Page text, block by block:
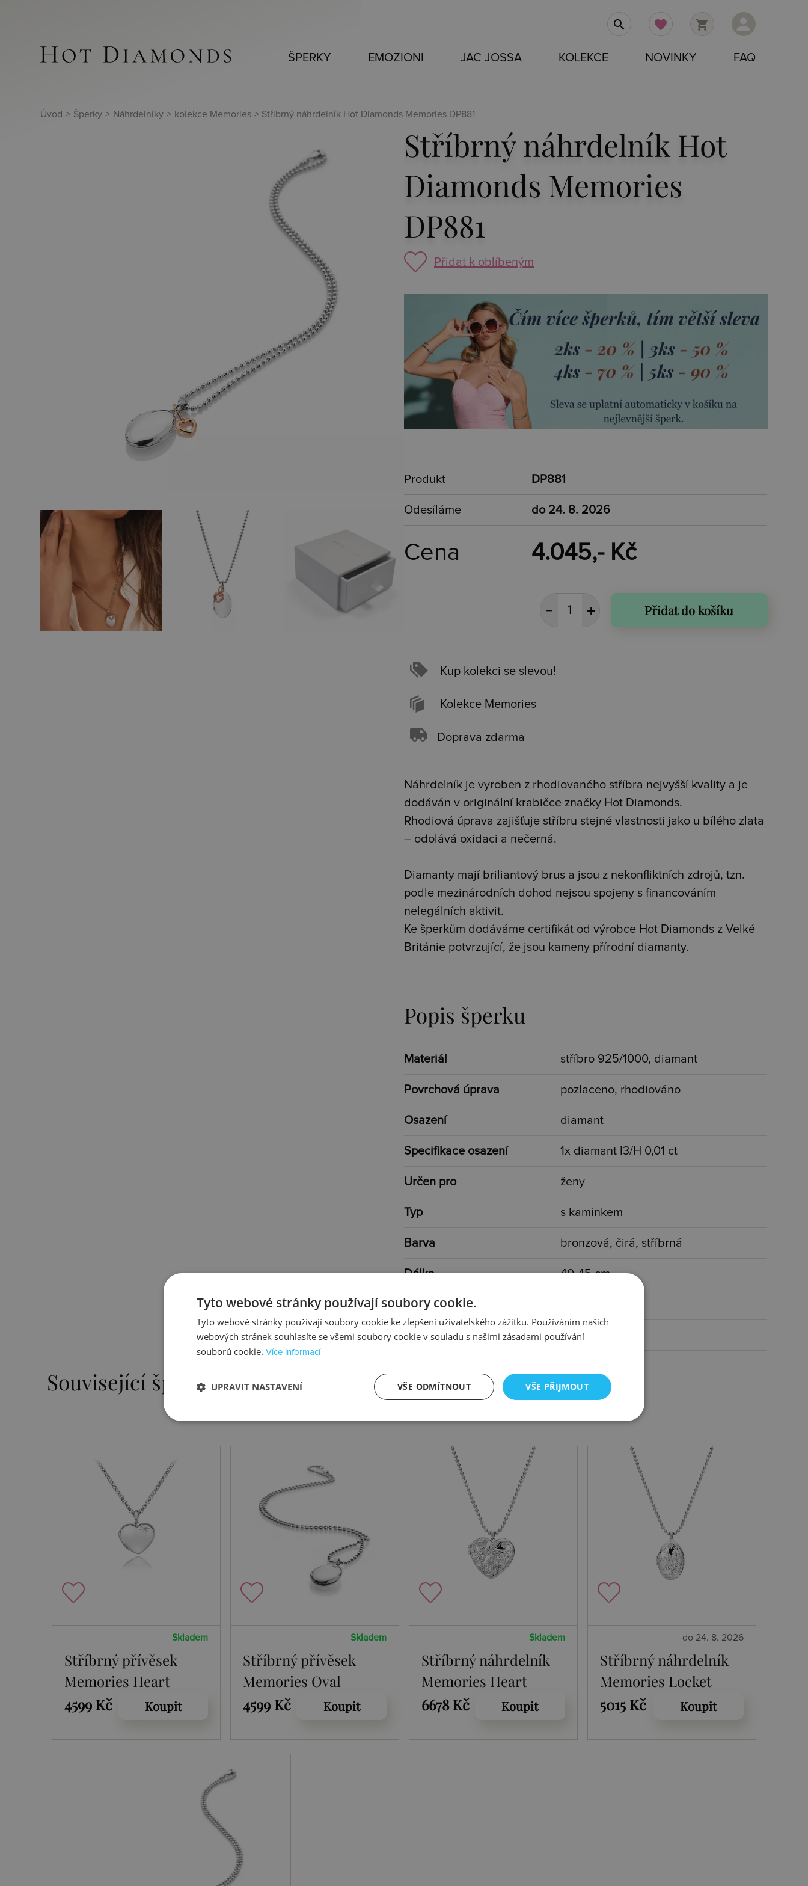
person
shopping_cart
favorite
search
ŠPERKY EMOZIONI JAC JOSSA KOLEKCE NOVINKY FAQ
Úvod > Šperky > Náhrdelníky > kolekce Memories > Stříbrný náhrdelník Hot Diamonds Memories DP881
Stříbrný náhrdelník Hot
Diamonds Memories
DP881
Přidat k oblíbeným
Produkt DP881
Odesíláme do 24. 8. 2026
Cena 4.045,- Kč
Přidat do košíku
Kup kolekci se slevou!
Kolekce Memories
Doprava zdarma
Náhrdelník je vyroben z rhodiovaného stříbra nejvyšší kvality a je
dodáván v originální krabičce značky Hot Diamonds.
Rhodiová úprava zajišťuje stříbru stejné vlastnosti jako u bílého zlata
– odolává oxidaci a nečerná.
Diamanty mají briliantový brus a jsou z nekonfliktních zdrojů, tzn.
podle mezinárodních dohod nejsou spojeny s financováním
nelegálních aktivit.
Ke šperkům dodáváme certifikát od výrobce Hot Diamonds z Velké
Británie potvrzující, že jsou kameny přírodní diamanty.
Popis šperku
Materiál stříbro 925/1000, diamant
Povrchová úprava pozlaceno, rhodiováno
Osazení diamant
Specifikace osazení 1x diamant I3/H 0,01 ct
Určen pro ženy
Typ s kamínkem
Barva bronzová, čirá, stříbrná
Délka 40-45 cm
Rozměr
Váha 4,7 g
Související šperky
Skladem
Stříbrný přívěsek
Memories Heart
Locket
4599 Kč Koupit
Skladem
Stříbrný přívěsek
Memories Oval
Locket
4599 Kč Koupit
Skladem
Stříbrný náhrdelník
Memories Heart
Locket DP772
6678 Kč Koupit
do 24. 8. 2026
Stříbrný náhrdelník
Memories Locket
DP773
5015 Kč Koupit
Tyto webové stránky používají soubory cookie.
Tyto webové stránky používají soubory cookie ke zlepšení uživatelského zážitku. Používáním našich
webových stránek souhlasíte se všemi soubory cookie v souladu s našimi zásadami používání
souborů cookie. Více informací
VŠE PŘIJMOUT
VŠE ODMÍTNOUT
UPRAVIT NASTAVENÍ